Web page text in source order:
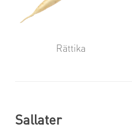
Rättika
Sallater